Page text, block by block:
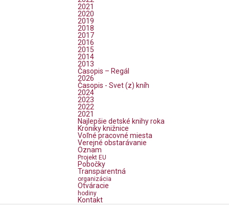
2021
2020
2019
2018
2017
2016
2015
2014
2013
Časopis – Regál
2026
Časopis - Svet (z) kníh
2024
2023
2022
2021
Najlepšie detské knihy roka
Kroniky knižnice
Voľné pracovné miesta
Verejné obstarávanie
Oznam
Projekt EU
Pobočky
Transparentná
organizácia
Otváracie
hodiny
Kontakt